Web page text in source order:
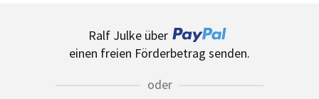
Ralf Julke über
einen freien Förderbetrag senden.
oder